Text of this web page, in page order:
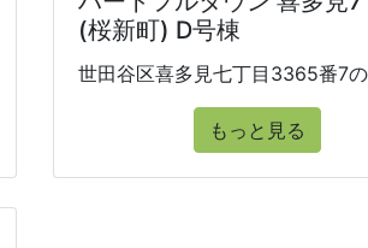
(桜新町) D号棟
世田谷区喜多見七丁目3365番7
もっと見る